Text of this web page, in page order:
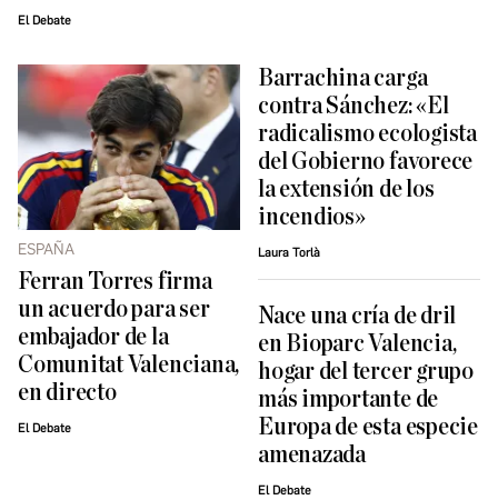
El Debate
ESPAÑA
Ferran Torres firma
un acuerdo para ser
embajador de la
Comunitat Valenciana,
en directo
El Debate
Barrachina carga
contra Sánchez: «El
radicalismo ecologista
del Gobierno favorece
la extensión de los
incendios»
Laura Torlà
Nace una cría de dril
en Bioparc Valencia,
hogar del tercer grupo
más importante de
Europa de esta especie
amenazada
El Debate